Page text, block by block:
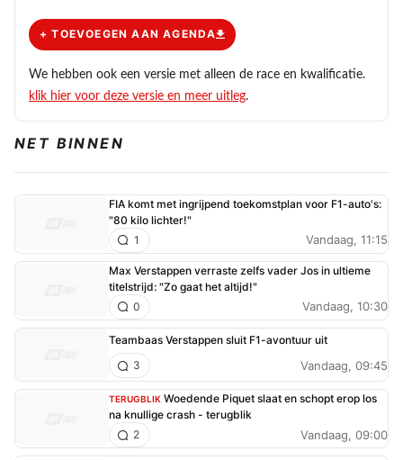
8 november 2021 15:36
Mooi nieuws voor Honda... Goede reclame, na mindere
Henthe
8 november 2021 15:38
En daar kan hij nog een aantal aan toevoegen!
Arnoud van Houwelingen
8 november 2021 22:16
Het hadden er 10 moeten zijn .. ik ben nog steeds ziek
van GP van Baku. Zo zonde dat hij daar een paar ronden
voor het einde een klapband kreeg!
+ TOEVOEGEN AAN AGENDA
We hebben ook een versie met alleen de race en kwalificatie.
klik hier voor deze versie en meer uitleg.
NET BINNEN
FIA komt met ingrijpend toekomstplan voor F1-auto's:
"80 kilo lichter!"
Vandaag, 11:15
1
Max Verstappen verraste zelfs vader Jos in ultieme
titelstrijd: "Zo gaat het altijd!"
Vandaag, 10:30
0
Teambaas Verstappen sluit F1-avontuur uit
Vandaag, 09:45
3
TERUGBLIK Woedende Piquet slaat en schopt erop los
na knullige crash - terugblik
Vandaag, 09:00
2